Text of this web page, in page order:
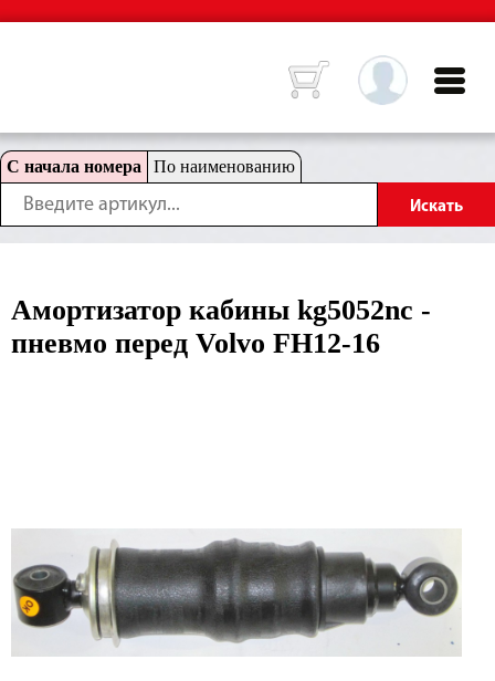
С начала номера По наименованию
Амортизатор кабины kg5052nc -
пневмо перед Volvo FH12-16